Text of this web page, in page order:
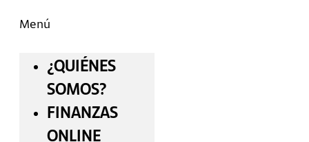
Menú
¿QUIÉNES
SOMOS?
FINANZAS
ONLINE